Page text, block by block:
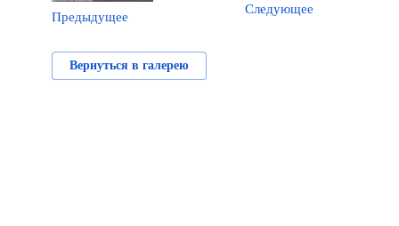
Предыдущее
Следующее
Вернуться в галерею